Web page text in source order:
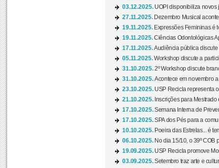
03.12.2025. UOPI disponibiliza novos
27.11.2025. Dezembro Musical
19.11.2025. Expressões Femininas é
19.11.2025.Ciências Odontológicas
17.11.2025.Audiência pública
05.11.2025.Workshop discute a
31.10.2025.2º Workshop discute
31.10.2025.Acontece em novembro
23.10.2025. USP Recicla representa
21.10.2025. Inscrições para
17.10.2025.Semana Interna de
17.10.2025.SPA dos Pés para a
10.10.2025. Poeira das Estrelas... é
06.10.2025. No dia 15/10, o 39º COB
19.09.2025. USP Recicla promove
03.09.2025.Setembro traz arte e